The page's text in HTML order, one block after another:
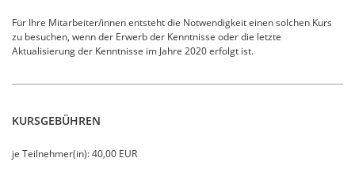
Für Ihre Mitarbeiter/innen entsteht die Notwendigkeit einen solchen Kurs
zu besuchen, wenn der Erwerb der Kenntnisse oder die letzte
Aktualisierung der Kenntnisse im Jahre 2020 erfolgt ist.
KURSGEBÜHREN
je Teilnehmer(in): 40,00 EUR